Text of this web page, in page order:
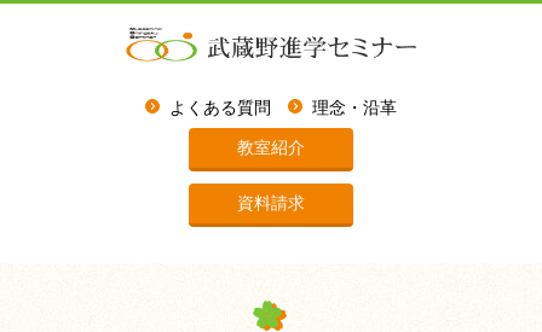
よくある質問 理念・沿革
教室紹介
資料請求